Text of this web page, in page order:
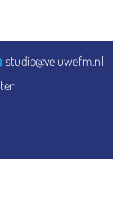
studio@veluwefm.nl